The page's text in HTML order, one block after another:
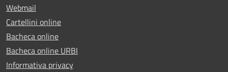
Webmail
Cartellini online
Bacheca online
Bacheca online URBI
Informativa privacy